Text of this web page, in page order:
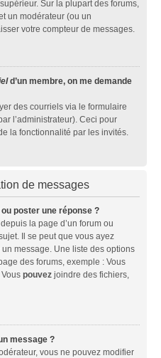
Sur la plupart des forums,
un modérateur (ou un
votre compteur de messages.
d’un membre, on me demande
des courriels via le formulaire
l’administrateur). Ceci pour
la fonctionnalité par les invités.
de messages
poster une réponse ?
la page d’un forum ou
Il se peut que vous ayez
message. Une liste des options
des forums, exemple : Vous
pouvez joindre des fichiers,
message ?
vous ne pouvez modifier